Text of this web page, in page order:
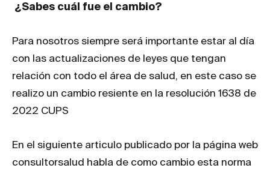
¿Sabes cuál fue el cambio?
Para nosotros siempre será importante estar al día
con las actualizaciones de leyes que tengan
relación con todo el área de salud, en este caso se
realizo un cambio resiente en la resolución 1638 de
2022 CUPS
En el siguiente articulo publicado por la página web
consultorsalud habla de como cambio esta norma